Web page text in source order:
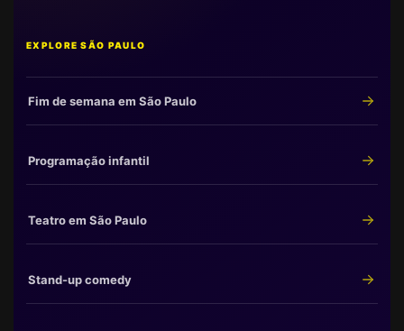
EXPLORE SÃO PAULO
Fim de semana em São Paulo
Programação infantil
Teatro em São Paulo
Stand-up comedy